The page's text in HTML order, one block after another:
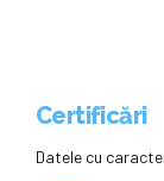
Certificări
Datele cu